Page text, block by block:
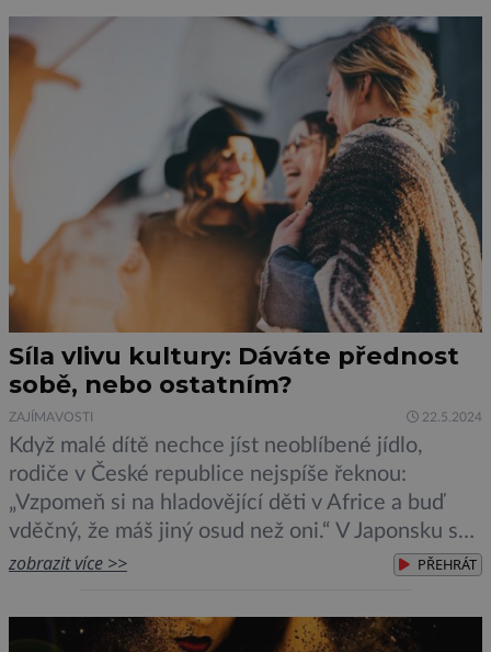
Vyprávěli si je totiž hlavně dospělí, třeba pro
zpestření dlouhých zimních večerů. K proměně
těchto často velice nekompromisních a […]
Síla vlivu kultury: Dáváte přednost
sobě, nebo ostatním?
ZAJÍMAVOSTI 22.5.2024
Když malé dítě nechce jíst neoblíbené jídlo,
rodiče v České republice nejspíše řeknou:
„Vzpomeň si na hladovějící děti v Africe a buď
vděčný, že máš jiný osud než oni.“ V Japonsku se
prý říká spíše: „Vzpomeň si na farmáře, který
nebudeš jíst, bude se cítit špatně, protože jeho
úsilí přijde […]
zobrazit více >> PŘEHRÁT